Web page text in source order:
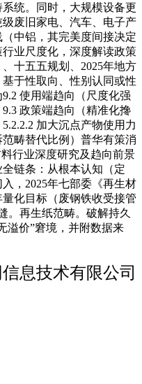
统。同时，大规模设备更
废旧家电、汽车、电子产
中铝，其完美度间接决定
业尺度化，深度解读政策
十五五规划、2025年地方
于性取向、性别认同或性
使用端趋向（尺度化强
政策端趋向（精准化搀
加大沉点产物使用力
畴替代比例）普华有策消
行业深度研究及趋向前景
链条：从根本认知（定
，2025年七部委《再生材
化目标（废钢铁收受接管
。再生纸范畴。破解持久
溢价”窘境，并附数据来
息技术有限公司